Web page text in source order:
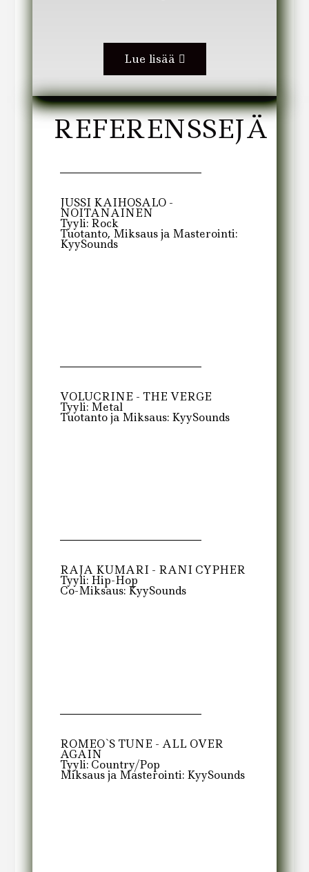
Lue lisää
REFERENSSEJÄ
JUSSI KAIHOSALO -
NOITANAINEN
Tyyli: Rock
Tuotanto, Miksaus ja Masterointi:
KyySounds
VOLUCRINE - THE VERGE
Tyyli: Metal
Tuotanto ja Miksaus: KyySounds
RAJA KUMARI - RANI CYPHER
Tyyli: Hip-Hop
Co-Miksaus: KyySounds
ROMEO`S TUNE - ALL OVER
AGAIN
Tyyli: Country/Pop
Miksaus ja Masterointi: KyySounds